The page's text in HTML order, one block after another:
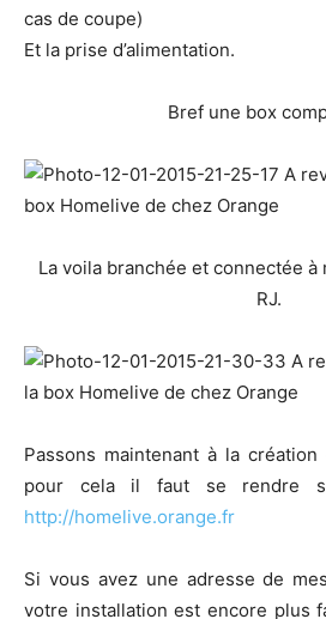
cas de coupe)
Et la prise d’alimentation.
Bref une box
La voila branchée et connectée à
RJ.
Passons maintenant à la
pour cela il faut se rendre
http://homelive.orange.fr
Si vous avez une adresse de
votre installation est encore plus